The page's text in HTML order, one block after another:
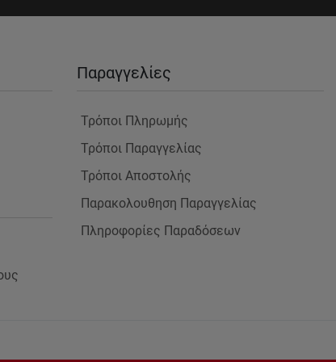
Παραγγελίες
Τρόποι Πληρωμής
Τρόποι Παραγγελίας
Τρόποι Αποστολής
Παρακολουθηση Παραγγελίας
Πληροφορίες Παραδόσεων